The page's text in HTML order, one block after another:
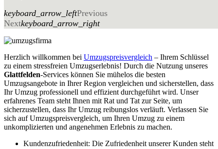
keyboard_arrow_leftPrevious
Nextkeyboard_arrow_right
Herzlich willkommen bei Umzugspreisvergleich – Ihrem Schlüssel
zu einem stressfreien Umzugserlebnis! Durch die Nutzung unseres
Glattfelden-Services können Sie mühelos die besten
Umzugsangebote in Ihrer Region vergleichen und sicherstellen, dass
Ihr Umzug professionell und effizient durchgeführt wird. Unser
erfahrenes Team steht Ihnen mit Rat und Tat zur Seite, um
sicherzustellen, dass Ihr Umzug reibungslos verläuft. Verlassen Sie
sich auf Umzugspreisvergleich, um Ihren Umzug zu einem
unkomplizierten und angenehmen Erlebnis zu machen.
Kundenzufriedenheit: Die Zufriedenheit unserer Kunden steht